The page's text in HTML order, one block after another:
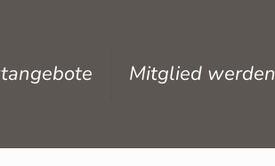
Mitglied werden